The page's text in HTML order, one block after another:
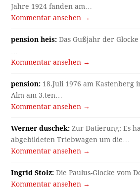
Jahre 1924 fanden am…
Kommentar ansehen →
pension heis: Das Gußjahr der
Kommentar ansehen →
pension: 18.Juli 1976 am Kastenberg
Alm am 3.ten…
Kommentar ansehen →
Werner duschek: Zur Datierung: Es
abgebildeten Triebwagen um die…
Kommentar ansehen →
Ingrid Stolz: Die Paulus-Glocke vom
Kommentar ansehen →